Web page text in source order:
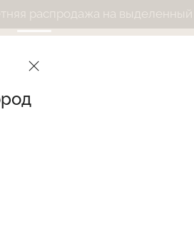
распродажа на выделенный